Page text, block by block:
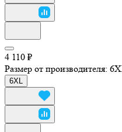
4 110 ₽
Размер от производителя:
6XL